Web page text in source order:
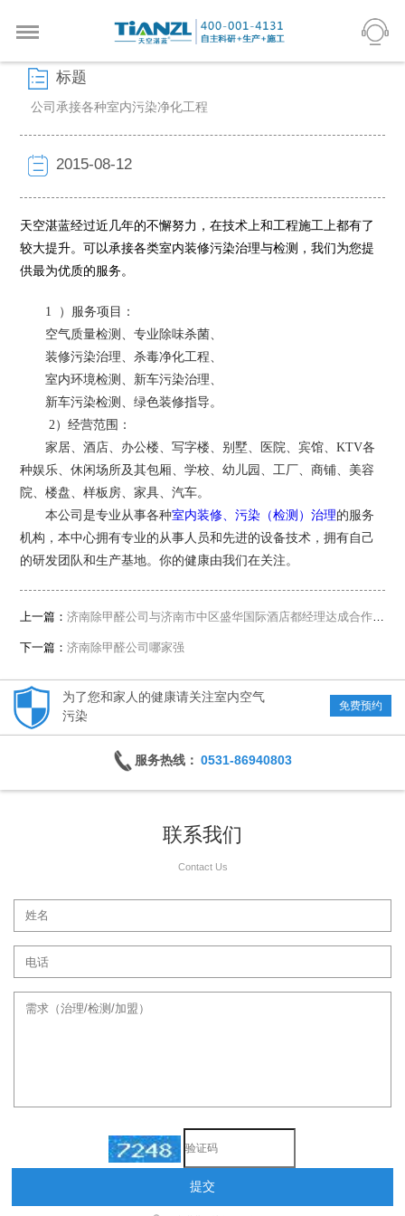
标题
公司承接各种室内污染净化工程
2015-08-12
天空湛蓝经过近几年的不懈努力，在技术上和工程施工上都有了
较大提升。可以承接各类室内装修污染治理与检测，我们为您提
供最为优质的服务。
1 ）服务项目：
空气质量检测、专业除味杀菌、
装修污染治理、杀毒净化工程、
室内环境检测、新车污染治理、
新车污染检测、绿色装修指导。
2）经营范围：
家居、酒店、办公楼、写字楼、别墅、医院、宾馆、KTV各
种娱乐、休闲场所及其包厢、学校、幼儿园、工厂、商铺、美容
院、楼盘、样板房、家具、汽车。
本公司是专业从事各种室内装修、污染（检测）治理的服务
机构，本中心拥有专业的从事人员和先进的设备技术，拥有自己
的研发团队和生产基地。你的健康由我们在关注。
上一篇：济南除甲醛公司与济南市中区盛华国际酒店都经理达成合作协议
下一篇：济南除甲醛公司哪家强
为了您和家人的健康请关注室内空气
污染
免费预约
服务热线： 0531-86940803
联系我们
Contact Us
提交